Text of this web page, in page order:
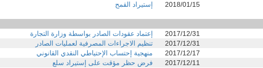
2018/01/15 إستيراد القمح
2017/12/31
إعتماد عقودات الصادر بواسطة وزارة التجارة
2017/12/31
تنظيم الاجراءات المصرفية لعمليات الصادر
2017/12/17
منهجية إحتساب الإحتياطي النقدي القانوني
2017/12/11
فرض حظر مؤقت على إستيراد سلع